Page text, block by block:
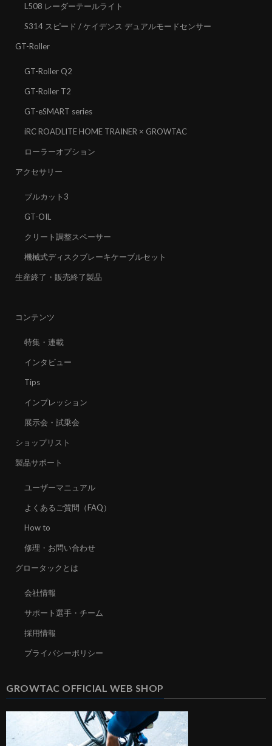
L508 レーダーテールライト
S314 スピード / ケイデンス デュアルモードセンサー
GT-Roller
GT-Roller Q2
GT-Roller T2
GT-eSMART series
iRC ROADLITE HOME TRAINER × GROWTAC
ローラーオプション
アクセサリー
ブルカット3
GT-OIL
クリート調整スペーサー
機械式ディスクブレーキケーブルセット
生産終了・販売終了製品
コンテンツ
特集・連載
インタビュー
Tips
インプレッション
展示会・試乗会
ショップリスト
製品サポート
ユーザーマニュアル
よくあるご質問（FAQ）
How to
修理・お問い合わせ
グロータックとは
会社情報
サポート選手・チーム
採用情報
プライバシーポリシー
GROWTAC OFFICIAL WEB SHOP